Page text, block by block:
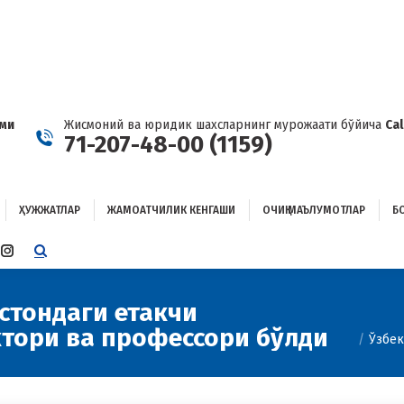
Жисмоний ва юридик шахсларнинг мурожаати бўйича
71-207-48-00 (1159)
ҲУЖЖАТЛАР ЖАМОАТЧИЛИК КЕНГАШИ ОЧИҚ МАЪЛУМОТЛАР
INSTAGRAM
IN
NEW
WINDOW
етакчи
ва профессори бўлди